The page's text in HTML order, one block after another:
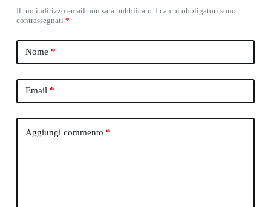
Il tuo indirizzo email non sarà pubblicato. I campi obbligatori sono
contrassegnati *
Nome *
Email *
Aggiungi commento *